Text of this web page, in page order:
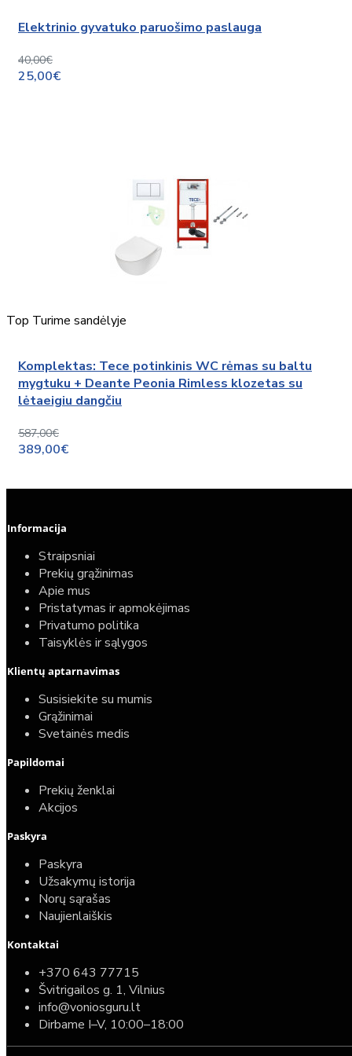
Elektrinio gyvatuko paruošimo paslauga
40,00€
25,00€
Top Turime sandėlyje
Komplektas: Tece potinkinis WC rėmas su baltu
mygtuku + Deante Peonia Rimless klozetas su
lėtaeigiu dangčiu
587,00€
389,00€
Informacija
Straipsniai
Prekių grąžinimas
Apie mus
Pristatymas ir apmokėjimas
Privatumo politika
Taisyklės ir sąlygos
Klientų aptarnavimas
Susisiekite su mumis
Grąžinimai
Svetainės medis
Papildomai
Prekių ženklai
Akcijos
Paskyra
Paskyra
Užsakymų istorija
Norų sąrašas
Naujienlaiškis
Kontaktai
+370 643 77715
Švitrigailos g. 1, Vilnius
info@voniosguru.lt
Dirbame I–V, 10:00–18:00